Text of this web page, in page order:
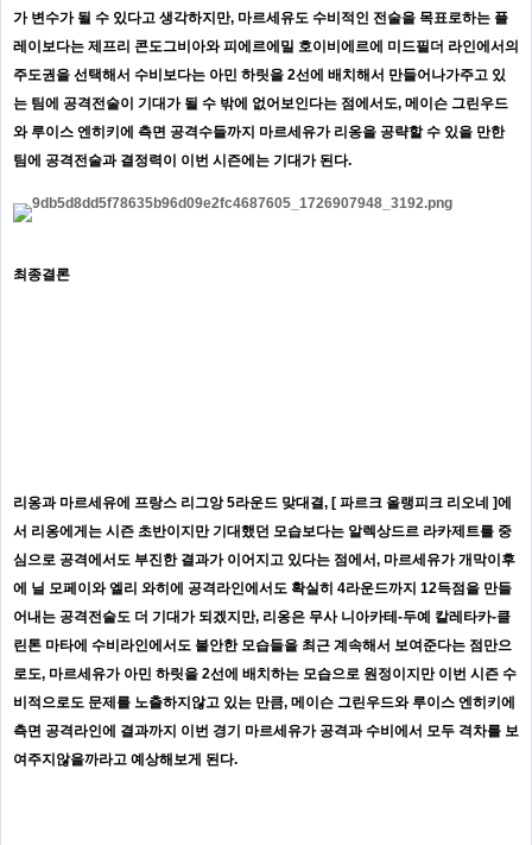
가 변수가 될 수 있다고 생각하지만, 마르세유도 수비적인 전술을 목표로하는 플
레이보다는 제프리 콘도그비아와 피에르에밀 호이비에르에 미드필더 라인에서의
주도권을 선택해서 수비보다는 아민 하릿을 2선에 배치해서 만들어나가주고 있
는 팀에 공격전술이 기대가 될 수 밖에 없어보인다는 점에서도, 메이슨 그린우드
와 루이스 엔히키에 측면 공격수들까지 마르세유가 리옹을 공략할 수 있을 만한
팀에 공격전술과 결정력이 이번 시즌에는 기대가 된다.
최종결론
리옹과 마르세유에 프랑스 리그앙 5라운드 맞대결, [ 파르크 올랭피크 리오네 ]에
서 리옹에게는 시즌 초반이지만 기대했던 모습보다는 알렉상드르 라카제트를 중
심으로 공격에서도 부진한 결과가 이어지고 있다는 점에서, 마르세유가 개막이후
에 닐 모페이와 엘리 와히에 공격라인에서도 확실히 4라운드까지 12득점을 만들
어내는 공격전술도 더 기대가 되겠지만, 리옹은 무사 니아카테-두예 칼레타카-클
린톤 마타에 수비라인에서도 불안한 모습들을 최근 계속해서 보여준다는 점만으
로도, 마르세유가 아민 하릿을 2선에 배치하는 모습으로 원정이지만 이번 시즌 수
비적으로도 문제를 노출하지않고 있는 만큼, 메이슨 그린우드와 루이스 엔히키에
측면 공격라인에 결과까지 이번 경기 마르세유가 공격과 수비에서 모두 격차를 보
여주지않을까라고 예상해보게 된다.